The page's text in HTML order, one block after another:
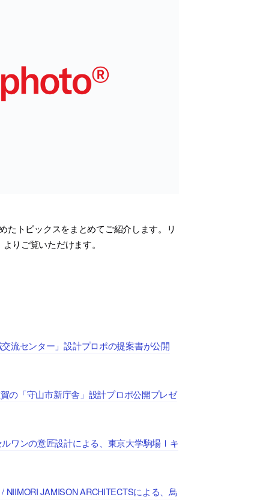
たトピックスをまとめてご紹介します。リ
りご覧いただけます。
流センター」設計プロポの提案書が公開
の「守山市新庁舎」設計プロポ公開プレゼ
ワンの意匠設計による、東京大学駒場Ⅰキ
JAMISON ARCHITECTSによる、鳥